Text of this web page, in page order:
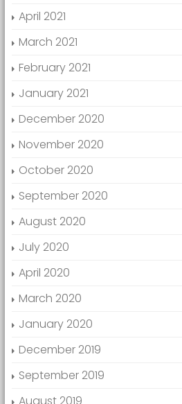
April 2021
March 2021
February 2021
January 2021
December 2020
November 2020
October 2020
September 2020
August 2020
July 2020
April 2020
March 2020
January 2020
December 2019
September 2019
August 2019